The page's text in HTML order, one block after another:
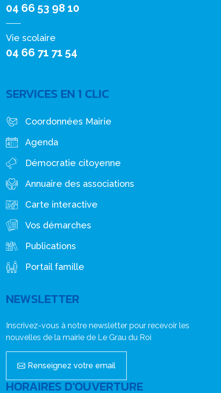
04 66 53 98 10
Vie scolaire
04 66 71 71 54
SERVICES EN 1 CLIC
Coordonnées Mairie
Agenda
Démocratie citoyenne
Annuaire des associations
Carte interactive
Vos démarches
Publications
Portail famille
NEWSLETTER
Inscrivez-vous à notre newsletter pour recevoir les
nouvelles de la mairie de Le Grau du Roi
Renseignez votre email
HORAIRES D'OUVERTURE